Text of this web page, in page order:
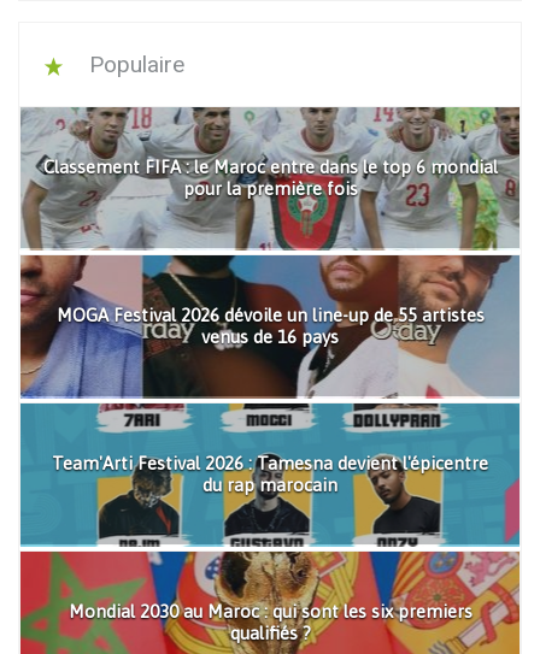
Populaire
Classement FIFA : le Maroc entre dans le top 6 mondial
pour la première fois
MOGA Festival 2026 dévoile un line-up de 55 artistes
venus de 16 pays
Team'Arti Festival 2026 : Tamesna devient l'épicentre
du rap marocain
Mondial 2030 au Maroc : qui sont les six premiers
qualifiés ?